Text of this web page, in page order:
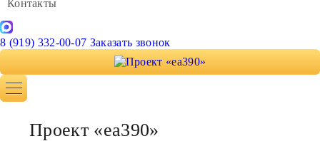
Контакты
8 (919) 332-00-07 Заказать звонок
Проект «ea390»